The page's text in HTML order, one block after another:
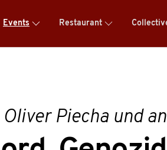
Events Restaurant
Piecha und